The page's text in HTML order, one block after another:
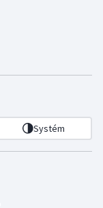
Systém